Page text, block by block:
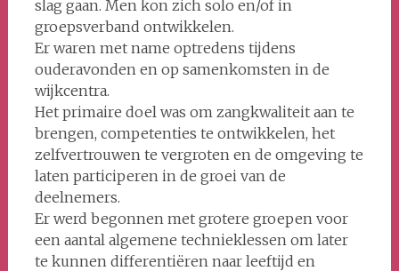
slag gaan. Men kon zich solo en/of in
groepsverband ontwikkelen.
Er waren met name optredens tijdens
ouderavonden en op samenkomsten in de
wijkcentra.
Het primaire doel was om zangkwaliteit aan te
brengen, competenties te ontwikkelen, het
zelfvertrouwen te vergroten en de omgeving te
laten participeren in de groei van de
deelnemers.
Er werd begonnen met grotere groepen voor
een aantal algemene technieklessen om later
te kunnen differentiëren naar leeftijd en